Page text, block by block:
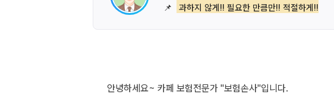
📌 과하지 않게!! 필요한 만큼만!! 적절하게!!
안녕하세요~ 카페 보험전문가 "보험손사"입니다.